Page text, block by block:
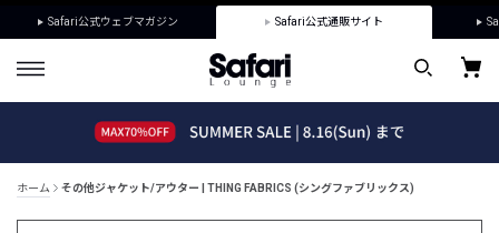
Safari公式ウェブマガジン Safari公式通販サイト
ホーム その他ジャケット/アウター | THING FABRICS (シングファブリックス)